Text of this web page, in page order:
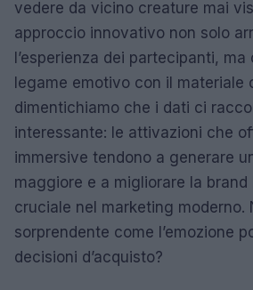
vedere da vicino creature mai
approccio innovativo non solo
l’esperienza dei partecipanti,
legame emotivo con il materiale
dimentichiamo che i dati ci
interessante: le attivazioni che
immersive tendono a generare
maggiore e a migliorare la
cruciale nel marketing moderno.
sorprendente come l’emozione
decisioni d’acquisto?